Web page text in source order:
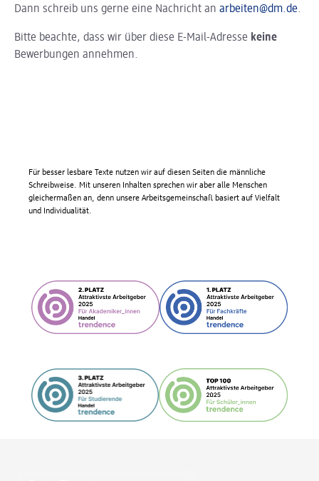
Dann schreib uns gerne eine Nachricht an arbeiten@dm.de.
Bitte beachte, dass wir über diese E-Mail-Adresse keine
Bewerbungen annehmen.
Für besser lesbare Texte nutzen wir auf diesen Seiten die männliche
Schreibweise. Mit unseren Inhalten sprechen wir aber alle Menschen
gleichermaßen an, denn unsere Arbeitsgemeinschaft basiert auf Vielfalt
und Individualität.